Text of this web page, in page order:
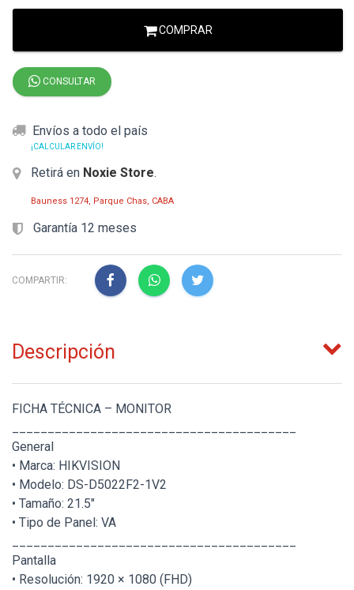
COMPRAR
CONSULTAR
Envíos a todo el país
¡CALCULAR ENVÍO!
Retirá en Noxie Store.
Bauness 1274, Parque Chas, CABA
Garantía 12 meses
COMPARTIR:
Descripción
FICHA TÉCNICA – MONITOR
General
• Marca: HIKVISION
• Modelo: DS-D5022F2-1V2
• Tamaño: 21.5"
• Tipo de Panel: VA
Pantalla
• Resolución: 1920 × 1080 (FHD)